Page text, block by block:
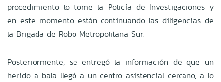
procedimiento lo tome la Policía de Investigaciones y
en este momento están continuando las diligencias de
la Brigada de Robo Metropolitana Sur.
Posteriormente, se entregó la información de que un
herido a bala llegó a un centro asistencial cercano, a lo